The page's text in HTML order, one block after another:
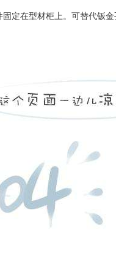
定在型材柜上。可替代钣